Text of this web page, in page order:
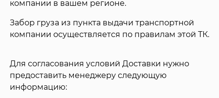
компании в вашем регионе.
Забор груза из пункта выдачи транспортной
компании осуществляется по правилам этой ТК.
Для согласования условий Доставки нужно
предоставить менеджеру следующую
информацию: